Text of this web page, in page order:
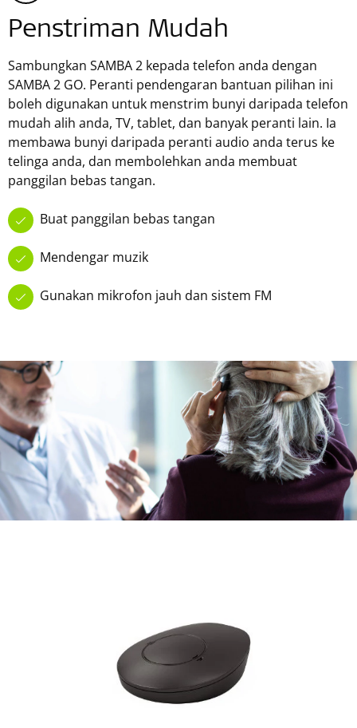
Penstriman Mudah
Sambungkan SAMBA 2 kepada telefon anda dengan
SAMBA 2 GO. Peranti pendengaran bantuan pilihan ini
boleh digunakan untuk menstrim bunyi daripada telefon
mudah alih anda, TV, tablet, dan banyak peranti lain. Ia
membawa bunyi daripada peranti audio anda terus ke
telinga anda, dan membolehkan anda membuat
panggilan bebas tangan.
Buat panggilan bebas tangan
Mendengar muzik
Gunakan mikrofon jauh dan sistem FM